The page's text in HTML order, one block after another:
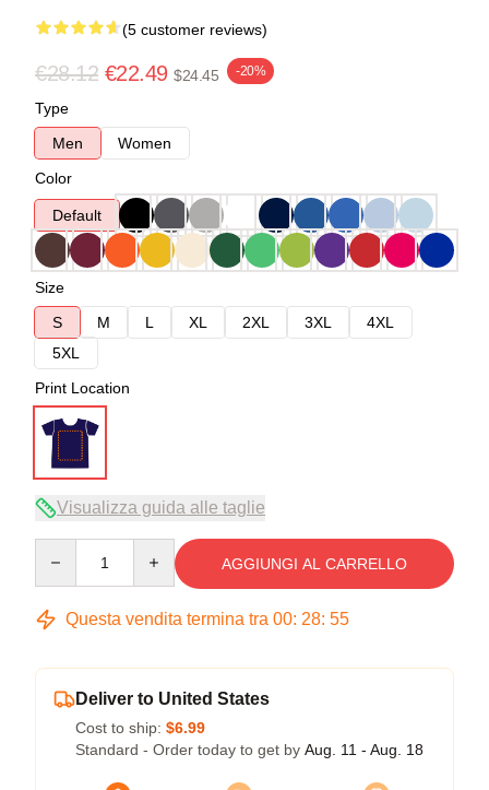
(5 customer reviews)
€28.12 €22.49 $24.45 -20%
Type
Men
Women
Color
Default
Size
S
M L XL 2XL 3XL
4XL
5XL
Print Location
Visualizza guida alle taglie
AGGIUNGI AL CARRELLO
Questa vendita termina tra 00: 28: 54
Deliver to United States
Cost to ship: $6.99
Standard - Order today to get by Aug. 11 - Aug. 18